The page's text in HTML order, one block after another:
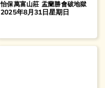
怡保萬富山莊 盂蘭勝會破地獄
2025年8月31日星期日